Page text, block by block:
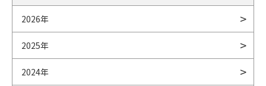
2026年
2025年
2024年